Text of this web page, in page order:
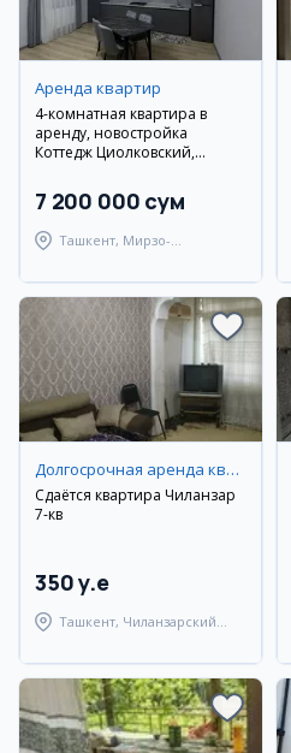
Аренда квартир
4-комнатная квартира в
аренду, новостройка
Коттедж Циолковский,
7 200 000 сум
Ташкент, Мирзо-
Долгосрочная аренда квартир
Сдаётся квартира Чиланзар
7-кв
350 y.e
Ташкент, Чиланзарский